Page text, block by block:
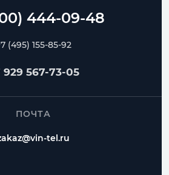
(495) 155-85-92
929 567-73-05
ПОЧТА
tel.ru